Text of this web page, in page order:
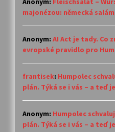
majonézou: německá
Anonym: AI Act je tady. Co
evropské pravidlo pro
frantisek: Humpolec
plán. Týká se i vás – a teď
Anonym: Humpolec
plán. Týká se i vás – a teď